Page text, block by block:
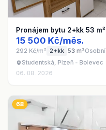
Pronájem bytu 2+kk 53 m²
15 500 Kč/měs.
292 Kč/m² 2+kk 53 m²Osobní
Studentská, Plzeň - Bolevec
06. 08. 2026
68